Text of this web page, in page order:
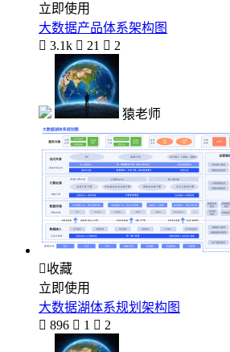
立即使用
大数据产品体系架构图
 3.1k  21  2
猿老师
收藏
立即使用
大数据湖体系规划架构图
 896  1  2